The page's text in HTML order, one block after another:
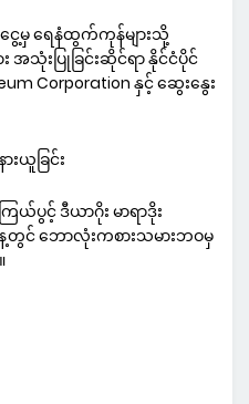
ေ့မှ ရေနံထွက်ကုန်များသို့
အသုံးပြုခြင်းဆိုင်ရာ နိုင်ငံပိုင်
Corporation နှင့် ဆွေးနွေး
းယူခြင်း
ယ်ပွင့် ဒီယာဂိုး မာရာဒိုး
တွင် ဘောလုံးကစားသမားဘဝမှ